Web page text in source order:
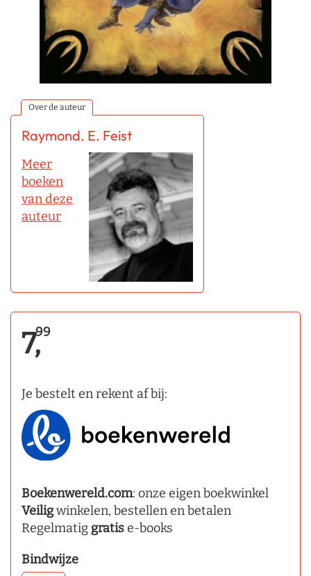
Over de auteur
Raymond. E. Feist
Meer
boeken
van deze
auteur
7,99
Je bestelt en rekent af bij:
Boekenwereld.com: onze eigen boekwinkel
Veiligwinkelen, bestellen en betalen
Regelmatiggratise-books
Bindwijze